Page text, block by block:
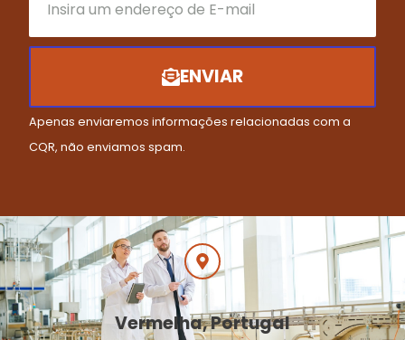
ENVIAR
Apenas enviaremos informações relacionadas com a
CQR, não enviamos spam.
Vermelha, Portugal